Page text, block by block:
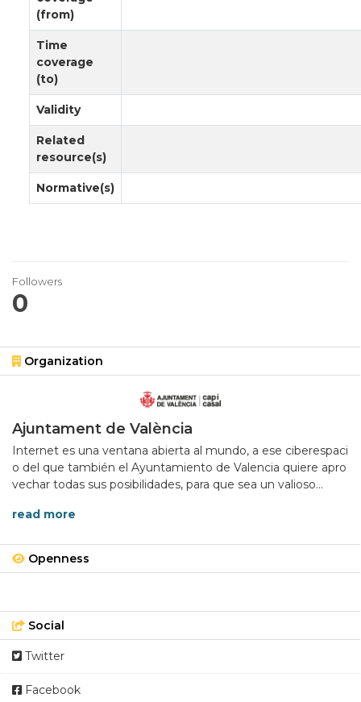
Followers
0
Organization
Ajuntament de València
Internet es una ventana abierta al mundo, a ese ciberespaci
o del que también el Ayuntamiento de Valencia quiere apro
vechar todas sus posibilidades, para que sea un valioso...
read more
Openness
Social
Twitter
Facebook
(from)
Time
coverage
(to)
Validity
Related
resource(s)
Normative(s)